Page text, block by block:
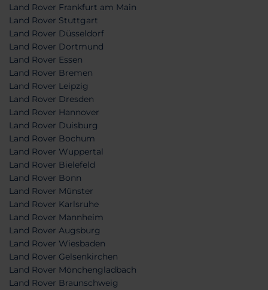
Land Rover Frankfurt am Main
Land Rover Stuttgart
Land Rover Düsseldorf
Land Rover Dortmund
Land Rover Essen
Land Rover Bremen
Land Rover Leipzig
Land Rover Dresden
Land Rover Hannover
Land Rover Duisburg
Land Rover Bochum
Land Rover Wuppertal
Land Rover Bielefeld
Land Rover Bonn
Land Rover Münster
Land Rover Karlsruhe
Land Rover Mannheim
Land Rover Augsburg
Land Rover Wiesbaden
Land Rover Gelsenkirchen
Land Rover Mönchengladbach
Land Rover Braunschweig